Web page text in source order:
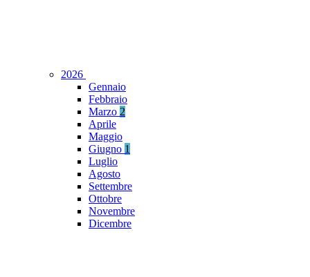
2026
Gennaio
Febbraio
Marzo 2
Aprile
Maggio
Giugno 1
Luglio
Agosto
Settembre
Ottobre
Novembre
Dicembre